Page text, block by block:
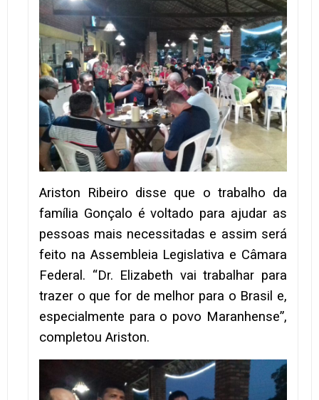
Ariston Ribeiro disse que o trabalho da
família Gonçalo é voltado para ajudar as
pessoas mais necessitadas e assim será
feito na Assembleia Legislativa e Câmara
Federal. “Dr. Elizabeth vai trabalhar para
trazer o que for de melhor para o Brasil e,
especialmente para o povo Maranhense”,
completou Ariston.